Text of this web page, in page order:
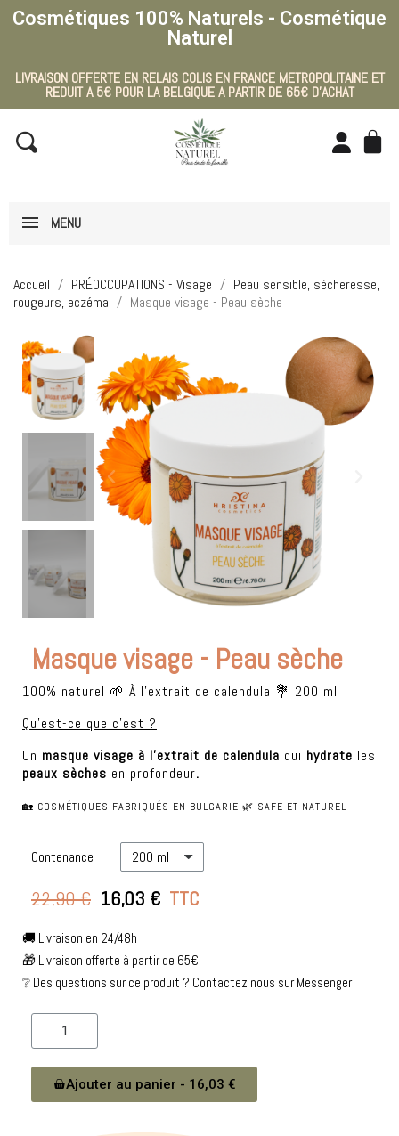
Cosmétiques 100% Naturels - Cosmétique
Naturel
LIVRAISON OFFERTE EN RELAIS COLIS EN FRANCE METROPOLITAINE ET
REDUIT A 5€ POUR LA BELGIQUE A PARTIR DE 65€ D'ACHAT
MENU
Accueil PRÉOCCUPATIONS - Visage
Peau sensible, sècheresse,
rougeurs, eczéma
Masque visage - Peau sèche
Masque visage - Peau sèche
100% naturel 🌱 À l'extrait de calendula 💐 200 ml
Qu'est-ce que c'est ?
Un masque visage à l'extrait de calendula qui hydrate les
peaux sèches en profondeur.
🏡 COSMÉTIQUES FABRIQUÉS EN BULGARIE 🌿 SAFE ET NATUREL
Contenance
22,90 € 16,03 € TTC
🚚 Livraison en 24/48h
🎁 Livraison offerte à partir de 65€
❔ Des questions sur ce produit ? Contactez nous sur Messenger
Ajouter au panier - 16,03 €